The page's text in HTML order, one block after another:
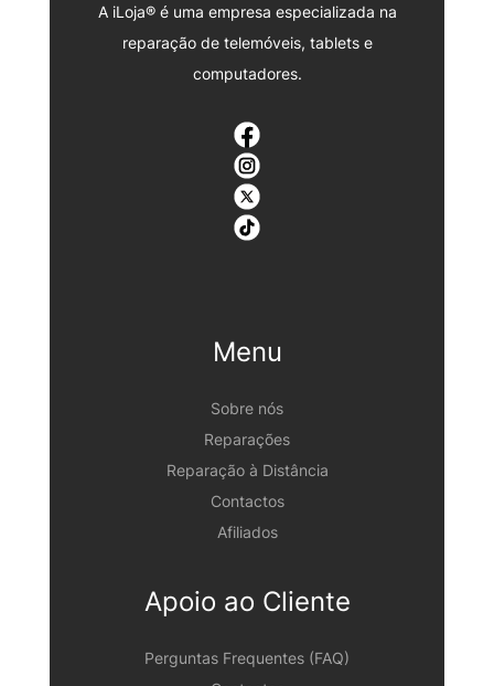
A iLoja® é uma empresa especializada na
reparação de telemóveis, tablets e
computadores.
Menu
Sobre nós
Reparações
Reparação à Distância
Contactos
Afiliados
Apoio ao Cliente
Perguntas Frequentes (FAQ)